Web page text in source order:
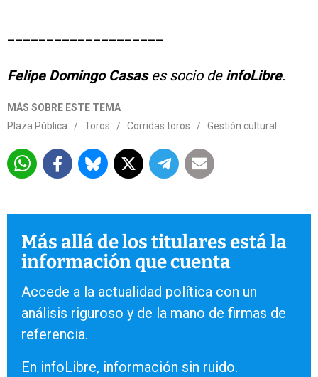
Felipe Domingo Casas es socio de infoLibre.
MÁS SOBRE ESTE TEMA
Plaza Pública
/ Toros / Corridas toros / Gestión cultural
Más allá de los titulares está la
información que cuenta
Accede a la actualidad política con un
análisis riguroso y de la mano de firmas de
referencia.
En infoLibre, información sin ruido.